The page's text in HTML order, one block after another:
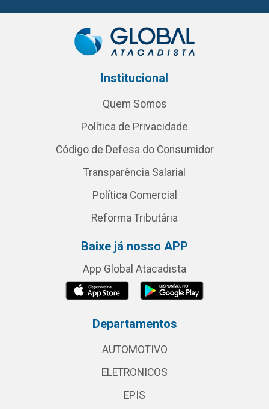
Institucional
Quem Somos
Política de Privacidade
Código de Defesa do Consumidor
Transparência Salarial
Política Comercial
Reforma Tributária
Baixe já nosso APP
App Global Atacadista
Departamentos
AUTOMOTIVO
ELETRONICOS
EPIS